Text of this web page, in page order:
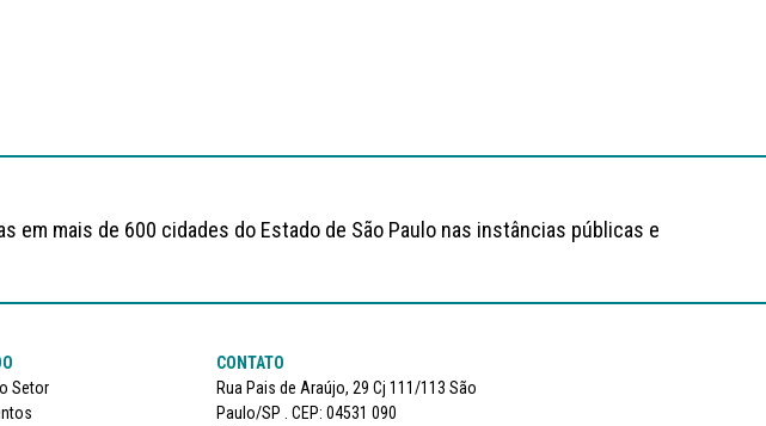
em mais de 600 cidades do Estado de São Paulo nas instâncias públicas e
Setor
CONTATO
Rua Pais de Araújo, 29 Cj 111/113 São
Paulo/SP . CEP: 04531 090